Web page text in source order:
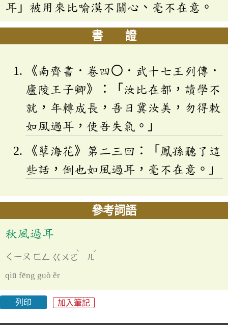
耳」被用來比喻漠不關心、毫不在意。
書 證
《南齊書．卷四〇．武十七王列傳．
廬陵王子卿》：「汝比在都，讀學不
就，年轉成長，吾日冀汝美，勿得敕
如風過耳，使吾失氣。」
《孽海花》第二三回：「鳳孫聽了這
些話，倒也如風過耳，毫不在意。」
參考詞語
秋風過耳
ㄑㄧㄡ ㄈㄥ ㄍㄨㄛ
ˋ
ㄦ
ˇ
qiū fēng guò ěr
列印 加入筆記